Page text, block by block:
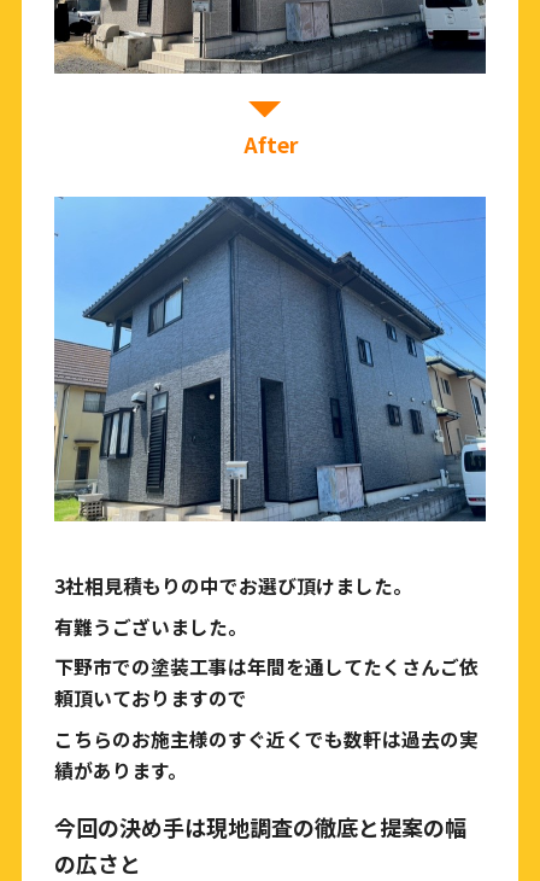
After
3社相見積もりの中でお選び頂けました。
有難うございました。
下野市での塗装工事は年間を通してたくさんご依
頼頂いておりますので
こちらのお施主様のすぐ近くでも数軒は過去の実
績があります。
今回の決め手は現地調査の徹底と提案の幅
の広さと